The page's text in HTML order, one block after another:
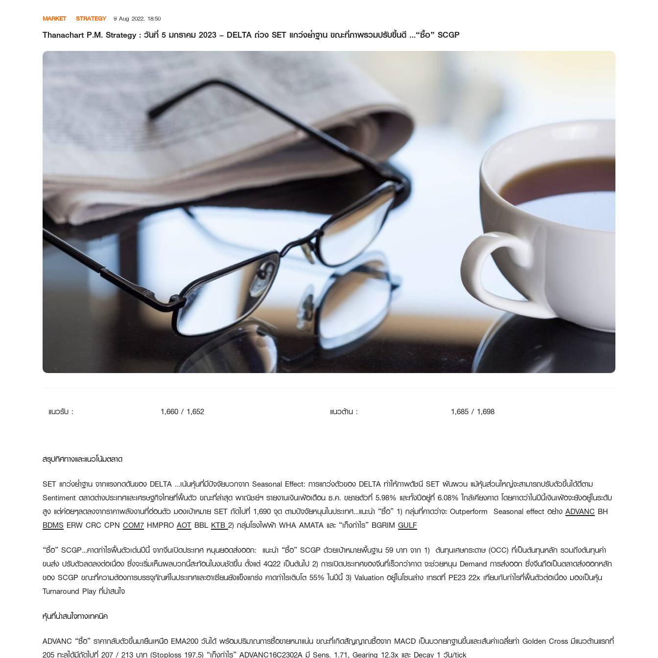
MARKET STRATEGY 9 Aug 2022, 18:50
Thanachart P.M. Strategy : วันที่ 5 มกราคม 2023 – DELTA ถ่วง SET แกว่งย่ำฐาน ขณะที่ภาพรวมปรับขึ้นดี …“ซื้อ” SCGP
แนวรับ: 1,660 / 1,652 แนวต้าน : 1,685 / 1,698
สรุปทิศทางและแนวโน้มตลาด
SET แกว่งย่ำฐาน จากแรงกดดันของ DELTA …เน้นหุ้นที่มีปัจจัยบวกจาก Seasonal Effect: การแกว่งตัวของ DELTA ทำให้ภาพดัชนี SET ผันผวน แม้หุ้นส่วนใหญ่จะสามารถปรับตัวขึ้นได้ดีตาม
Sentiment ตลาดต่างประเทศและเศรษฐกิจไทยที่ฟื้นตัว ขณะที่ล่าสุด พาณิชย์ฯ รายงานเงินเฟ้อเดือน ธ.ค. ขยายตัวที่ 5.98% และทั้งปีอยู่ที่ 6.08% ใกล้เคียงคาด โดยคาดว่าในปีนี้เงินเฟ้อจะยังอยู่ในระดับ
สูง แต่ค่อยๆลดลงจากราคาพลังงานที่อ่อนตัว มองเป้าหมาย SET ถัดไปที่ 1,690 จุด ตามปัจจัยหนุนในประเทศ…แนะนำ “ซื้อ” 1) กลุ่มที่คาดว่าจะ Outperform Seasonal effect อย่าง ADVANC BH
BDMS ERW CRC CPN COM7 HMPRO AOT BBL KTB 2) กลุ่มโรงไฟฟ้า WHA AMATA และ “เก็งกำไร” BGRIM GULF
“ซื้อ” SCGP…คาดกำไรฟื้นตัวเด่นปีนี้ จากจีนเปิดประเทศ หนุนยอดส่งออก: แนะนำ “ซื้อ” SCGP ด้วยเป้าหมายพื้นฐาน 59 บาท จาก 1) ต้นทุนเศษกระดาษ (OCC) ที่เป็นต้นทุนหลัก รวมถึงต้นทุนค่า
ขนส่ง ปรับตัวลดลงต่อเนื่อง ซึ่งจะเริ่มเห็นผลบวกนี้สะท้อนในงบชัดขึ้น ตั้งแต่ 4Q22 เป็นต้นไป 2) การเปิดประเทศของจีนที่เร็วกว่าคาด จะช่วยหนุน Demand การส่งออก ซึ่งจีนถือเป็นตลาดส่งออกหลัก
ของ SCGP ขณะที่ความต้องการบรรจุภัณฑ์ในประเทศและอาเซียนยังแข็งแกร่ง คาดกำไรเติบโต 55% ในปีนี้ 3) Valuation อยู่ในโซนล่าง เทรดที่ PE23 22x เทียบกับกำไรที่ฟื้นตัวต่อเนื่อง มองเป็นหุ้น
Turnaround Play ที่น่าสนใจ
หุ้นที่น่าสนใจทางเทคนิค
ADVANC “ซื้อ” ราคากลับตัวขึ้นมายืนเหนือ EMA200 วันได้ พร้อมปริมาณการซื้อขายหนาแน่น ขณะที่เกิดสัญญาณซื้อจาก MACD เป็นบวกยกฐานขึ้นและเส้นค่าเฉลี่ยทำ Golden Cross มีแนวต้านแรกที่
205 ทะลุได้มีถัดไปที่ 207 / 213 บาท (Stoploss 197.5) “เก็งกำไร” ADVANC16C2302A มี Sens. 1.71, Gearing 12.3x และ Decay 1 วัน/tick